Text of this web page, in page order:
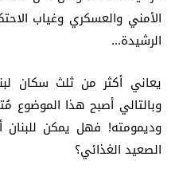
الأمني والعسكري وغياب
الرشيدة...
يعاني أكثر من ثلث سكان
وبالتالي أصبح هذا الموضوع
وديمومته! فهل يمكن للبنان
الصعيد الغذائي؟